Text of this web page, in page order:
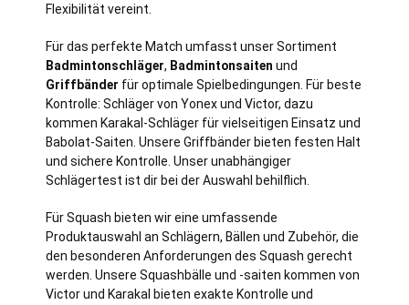
Flexibilität vereint.
Für das perfekte Match umfasst unser Sortiment
Badmintonschläger, Badmintonsaiten und
Griffbänder für optimale Spielbedingungen. Für beste
Kontrolle: Schläger von Yonex und Victor, dazu
kommen Karakal-Schläger für vielseitigen Einsatz und
Babolat-Saiten. Unsere Griffbänder bieten festen Halt
und sichere Kontrolle. Unser unabhängiger
Schlägertest ist dir bei der Auswahl behilflich.
Für Squash bieten wir eine umfassende
Produktauswahl an Schlägern, Bällen und Zubehör, die
den besonderen Anforderungen des Squash gerecht
werden. Unsere Squashbälle und -saiten kommen von
Victor und Karakal bieten exakte Kontrolle und